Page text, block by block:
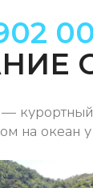
на океан